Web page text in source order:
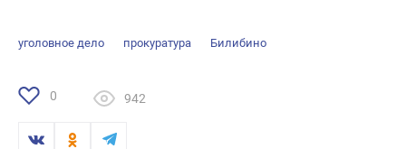
уголовное дело прокуратура Билибино
0 942